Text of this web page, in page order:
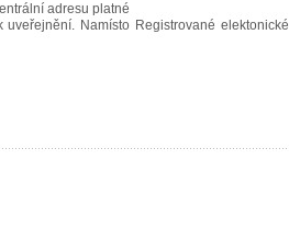
adresu platné
Namísto Registrované elektonické